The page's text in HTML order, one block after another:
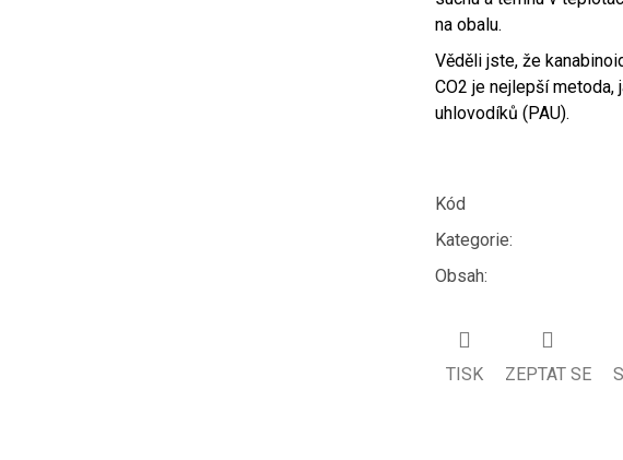
na obalu.
Věděli jste, že
CO2 je nejlepší
uhlovodíků (PAU).
Kód
Kategorie:
Obsah:
TISK ZEPTAT SE